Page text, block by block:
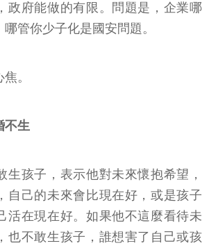
政府能做的有限。問題是，企業哪
管你少子化是國安問題。
。
不生
生孩子，表示他對未來懷抱希望，
自己的未來會比現在好，或是孩子
活在現在好。如果他不這麼看待未
也不敢生孩子，誰想害了自己或孩